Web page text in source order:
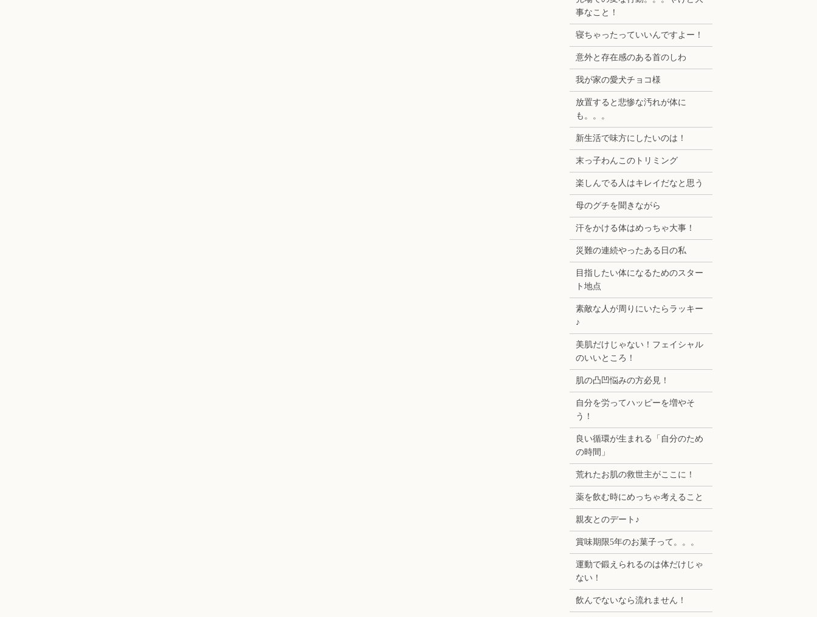
事なこと！
寝ちゃったっていいんですよー！
意外と存在感のある首のしわ
我が家の愛犬チョコ様
放置すると悲惨な汚れが体に
も。。。
新生活で味方にしたいのは！
末っ子わんこのトリミング
楽しんでる人はキレイだなと思う
母のグチを聞きながら
汗をかける体はめっちゃ大事！
災難の連続やったある日の私
目指したい体になるためのスター
ト地点
素敵な人が周りにいたらラッキー
♪
美肌だけじゃない！フェイシャル
のいいところ！
肌の凸凹悩みの方必見！
自分を労ってハッピーを増やそ
う！
良い循環が生まれる「自分のため
の時間」
荒れたお肌の救世主がここに！
薬を飲む時にめっちゃ考えること
親友とのデート♪
賞味期限5年のお菓子って。。。
運動で鍛えられるのは体だけじゃ
ない！
飲んでないなら流れません！